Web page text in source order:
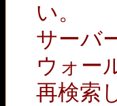
い。
サーバ
ウォー
再検索